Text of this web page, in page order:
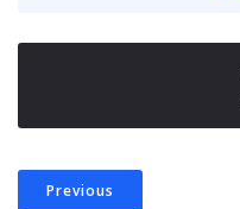
Previous